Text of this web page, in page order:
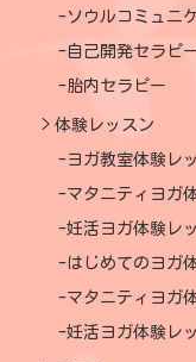
ソウルコミュニ
自己開発セラピ
胎内セラピー
体験レッスン
ヨガ教室体験レ
マタニティヨガ
妊活ヨガ体験レ
はじめてのヨガ
マタニティヨガ
妊活ヨガ体験レ